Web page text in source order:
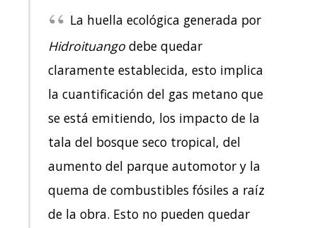
La huella ecológica generada por
Hidroituango debe quedar
claramente establecida, esto implica
la cuantificación del gas metano que
se está emitiendo, los impacto de la
tala del bosque seco tropical, del
aumento del parque automotor y la
quema de combustibles fósiles a raíz
de la obra. Esto no pueden quedar